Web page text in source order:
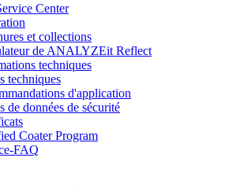
Center
et collections
de ANALYZEit Reflect
techniques
techniques
d'application
de données de sécurité
Coater Program
FAQ